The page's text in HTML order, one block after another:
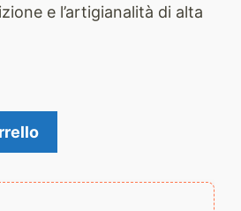
e l’artigianalità di alta